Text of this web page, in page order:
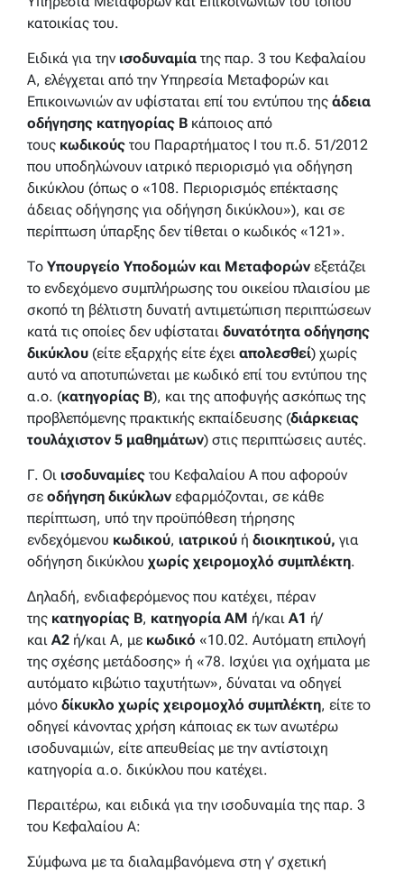
κατοικίας του.
Ειδικά για την ισοδυναμία της παρ. 3 του Κεφαλαίου
Α, ελέγχεται από την Υπηρεσία Μεταφορών και
Επικοινωνιών αν υφίσταται επί του εντύπου της άδεια
οδήγησης κατηγορίας Β κάποιος από
τους κωδικούς του Παραρτήματος Ι του π.δ. 51/2012
που υποδηλώνουν ιατρικό περιορισμό για οδήγηση
δικύκλου (όπως ο «108. Περιορισμός επέκτασης
άδειας οδήγησης για οδήγηση δικύκλου»), και σε
περίπτωση ύπαρξης δεν τίθεται ο κωδικός «121».
Το Υπουργείο Υποδομών και Μεταφορών εξετάζει
το ενδεχόμενο συμπλήρωσης του οικείου πλαισίου με
σκοπό τη βέλτιστη δυνατή αντιμετώπιση περιπτώσεων
κατά τις οποίες δεν υφίσταται δυνατότητα οδήγησης
δικύκλου (είτε εξαρχής είτε έχει απολεσθεί) χωρίς
αυτό να αποτυπώνεται με κωδικό επί του εντύπου της
α.ο. (κατηγορίας Β), και της αποφυγής ασκόπως της
προβλεπόμενης πρακτικής εκπαίδευσης (διάρκειας
τουλάχιστον 5 μαθημάτων) στις περιπτώσεις αυτές.
Γ. Οι ισοδυναμίες του Κεφαλαίου Α που αφορούν
σε οδήγηση δικύκλων εφαρμόζονται, σε κάθε
περίπτωση, υπό την προϋπόθεση τήρησης
ενδεχόμενου κωδικού, ιατρικού ή διοικητικού, για
οδήγηση δικύκλου χωρίς χειρομοχλό συμπλέκτη.
Δηλαδή, ενδιαφερόμενος που κατέχει, πέραν
της κατηγορίας Β, κατηγορία ΑΜ ή/και Α1 ή/
και Α2 ή/και Α, με κωδικό «10.02. Αυτόματη επιλογή
της σχέσης μετάδοσης» ή «78. Ισχύει για οχήματα με
αυτόματο κιβώτιο ταχυτήτων», δύναται να οδηγεί
μόνο δίκυκλο χωρίς χειρομοχλό συμπλέκτη, είτε το
οδηγεί κάνοντας χρήση κάποιας εκ των ανωτέρω
ισοδυναμιών, είτε απευθείας με την αντίστοιχη
κατηγορία α.ο. δικύκλου που κατέχει.
Περαιτέρω, και ειδικά για την ισοδυναμία της παρ. 3
του Κεφαλαίου Α:
Σύμφωνα με τα διαλαμβανόμενα στη γ’ σχετική